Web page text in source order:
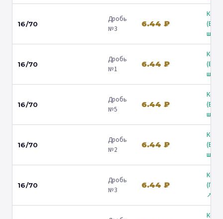
16/70
Дробь
№3
6.44 ₽
ш.) ↗
16/70
Дробь
№1
6.44 ₽
ш.) ↗
16/70
Дробь
№5
6.44 ₽
ш.) ↗
16/70
Дробь
№2
6.44 ₽
ш.) ↗
16/70
Дробь
№3
6.44 ₽
↗